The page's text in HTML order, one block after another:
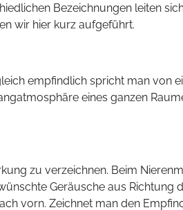
Bezeichnungen leiten
wir hier kurz aufgeführt.
empfindlich spricht man von
eines ganzen
zu verzeichnen. Beim
Geräusche aus Richtung
vorn. Zeichnet man den